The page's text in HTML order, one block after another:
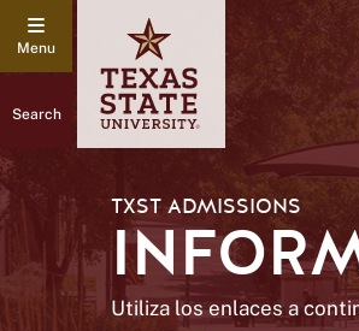
Search
TXST ADMISSIONS
Utiliza los enlaces a